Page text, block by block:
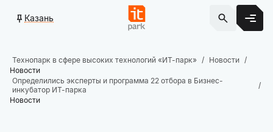
Казань
Технопарк в сфере высоких технологий «ИТ-парк»
Новости
Новости
Определились эксперты и программа 22 отбора в Бизнес-
инкубатор ИТ-парка
Новости